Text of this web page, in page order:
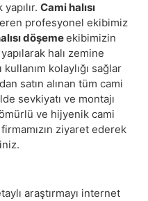
Cami halısı
profesyonel ekibimiz
döşemeekibimizin
halı zemine
kolaylığı sağlar
satın alınan tüm cami
sevkiyatı ve montajı
ve hijyenik cami
ziyaret ederek
araştırmayı internet